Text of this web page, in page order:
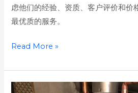
虑他们的经验、资质、客户评价和价
最优质的服务。
Read More »
纽